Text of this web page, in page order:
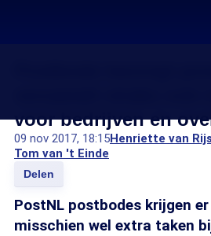
voor bedrijven en
09 nov 2017, 18:15Henriette van
Tom van 't Einde
Delen
PostNL postbodes krijgen
misschien wel extra taken